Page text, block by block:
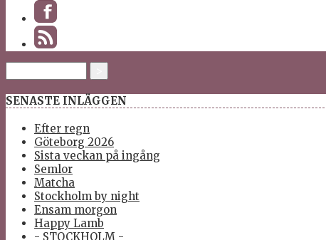
SENASTE INLÄGGEN
Efter regn
Göteborg 2026
Sista veckan på ingång
Semlor
Matcha
Stockholm by night
Ensam morgon
Happy Lamb
- STOCKHOLM -